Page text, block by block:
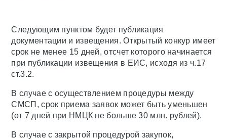
Следующим пунктом будет публикация
документации и извещения. Открытый конкур имеет
срок не менее 15 дней, отсчет которого начинается
при публикации извещения в ЕИС, исходя из ч.17
ст.3.2.
В случае с осуществлением процедуры между
СМСП, срок приема заявок может быть уменьшен
(от 7 дней при НМЦК не больше 30 млн. рублей).
В случае с закрытой процедурой закупок,